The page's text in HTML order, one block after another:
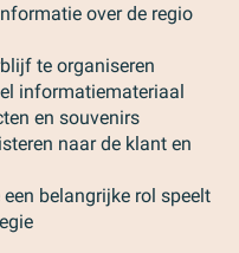
over de regio
te organiseren
informatiemateriaal
en souvenirs
naar de klant en
belangrijke rol speelt